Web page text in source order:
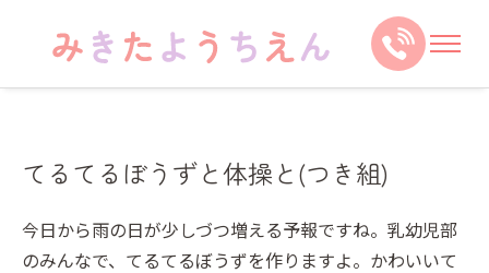
てるてるぼうずと体操と(つき組)
今日から雨の日が少しづつ増える予報ですね。乳幼児部
のみんなで、てるてるぼうずを作りますよ。かわいいて